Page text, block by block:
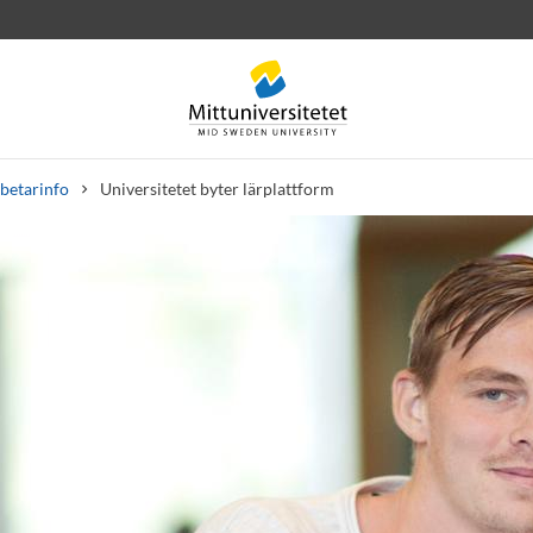
Universitetet byter lärplattform